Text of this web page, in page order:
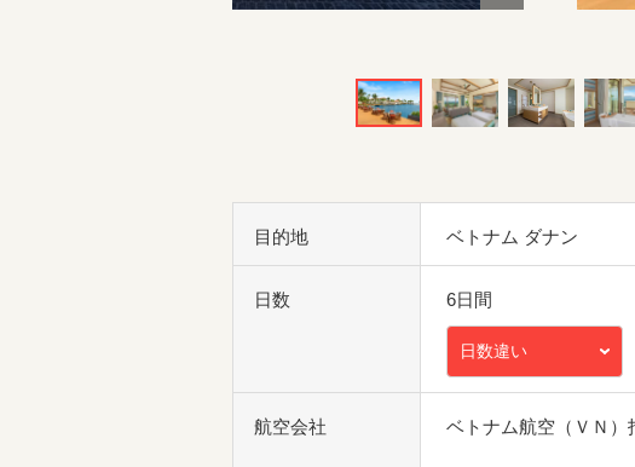
目的地 ベトナム ダナン
日数 6日間
日数違い
航空会社 ベトナム航空（ＶＮ）